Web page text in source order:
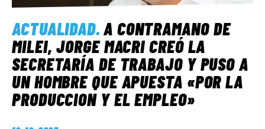
EL LADO «G»
ACTUALIDAD.A CONTRAMANO DE
MILEI, JORGE MACRI CREÓ LA
SECRETARÍA DE TRABAJO Y PUSO A
UN HOMBRE QUE APUESTA «POR LA
PRODUCCION Y EL EMPLEO»